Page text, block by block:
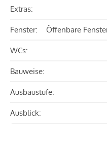
Extras:
Fenster: Öffenbare
WCs:
Bauweise:
Ausbaustufe:
Ausblick: